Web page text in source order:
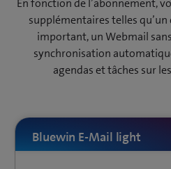
En fonction de l’abonnement,
supplémentaires telles qu’un
important, un Webmail
synchronisation
agendas et tâches sur
Bluewin E-Mail light